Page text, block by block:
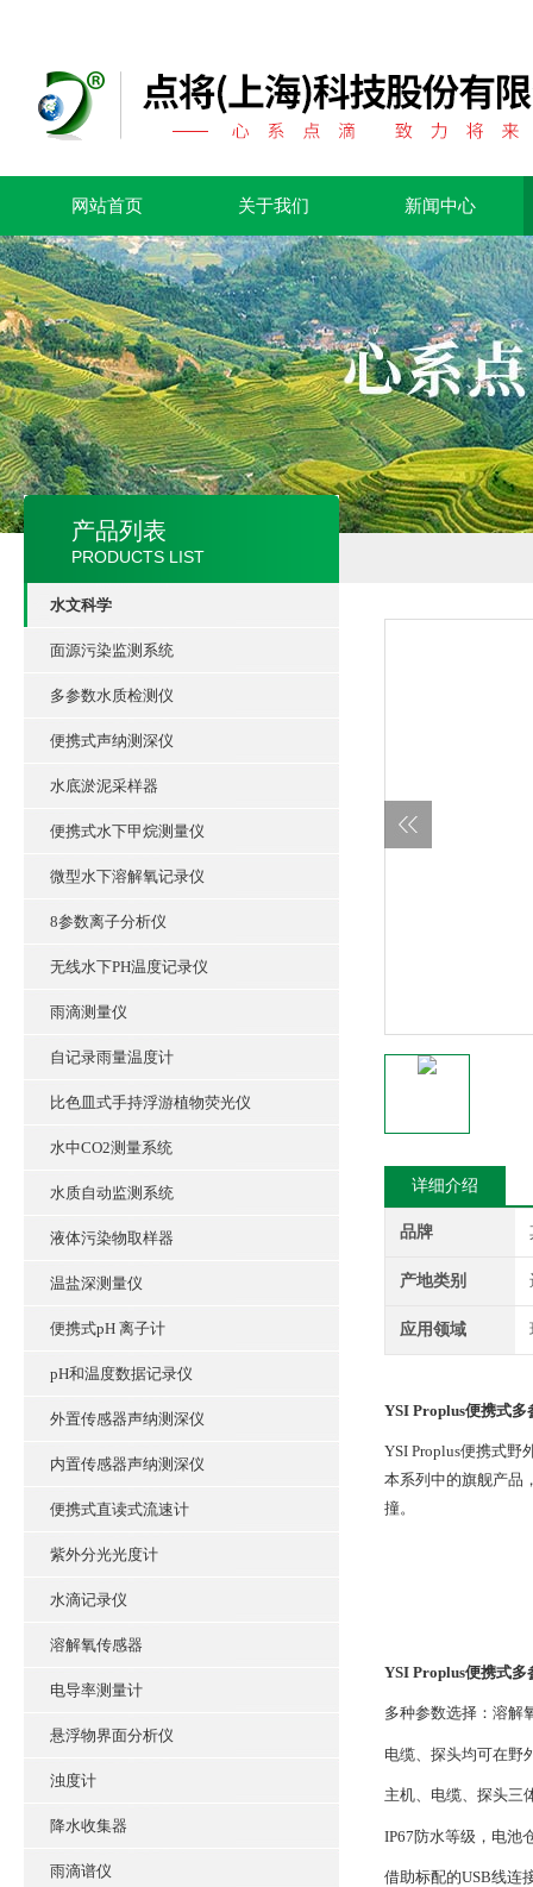
网站首页 关于我们 新闻中心
产品列表
PRODUCTS LIST
水文科学
面源污染监测系统
多参数水质检测仪
便携式声纳测深仪
水底淤泥采样器
便携式水下甲烷测量仪
微型水下溶解氧记录仪
8参数离子分析仪
无线水下PH温度记录仪
雨滴测量仪
自记录雨量温度计
比色皿式手持浮游植物荧光仪
水中CO2测量系统
水质自动监测系统
液体污染物取样器
温盐深测量仪
便携式pH 离子计
pH和温度数据记录仪
外置传感器声纳测深仪
内置传感器声纳测深仪
便携式直读式流速计
紫外分光光度计
水滴记录仪
溶解氧传感器
电导率测量计
悬浮物界面分析仪
浊度计
降水收集器
雨滴谱仪
详细介绍
品牌
产地类别
应用领域
YSI Proplus便携式多
YSI Proplus便携式野
本系列中的旗舰产品
撞。
YSI Proplus便携式多
多种参数选择：溶
电缆、探头均可在
主机、电缆、探头
IP67防水等级，电
借助标配的USB线连